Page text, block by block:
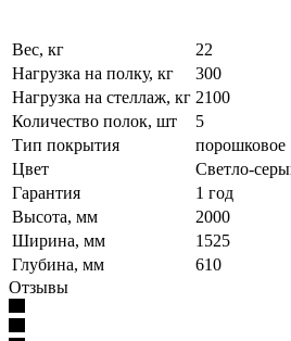
Вес, кг
22
Нагрузка на полку, кг
300
Нагрузка на стеллаж, кг 2100
Количество полок, шт
5
Тип покрытия
порошковое
Цвет
Светло-
Гарантия
1 год
Высота, мм
2000
Ширина, мм
1525
Глубина, мм
610
Отзывы